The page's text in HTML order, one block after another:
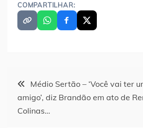
COMPARTILHAR:
Navegação
de
Médio Sertão – ‘Você vai ter
amigo’, diz Brandão em ato de
Colinas…